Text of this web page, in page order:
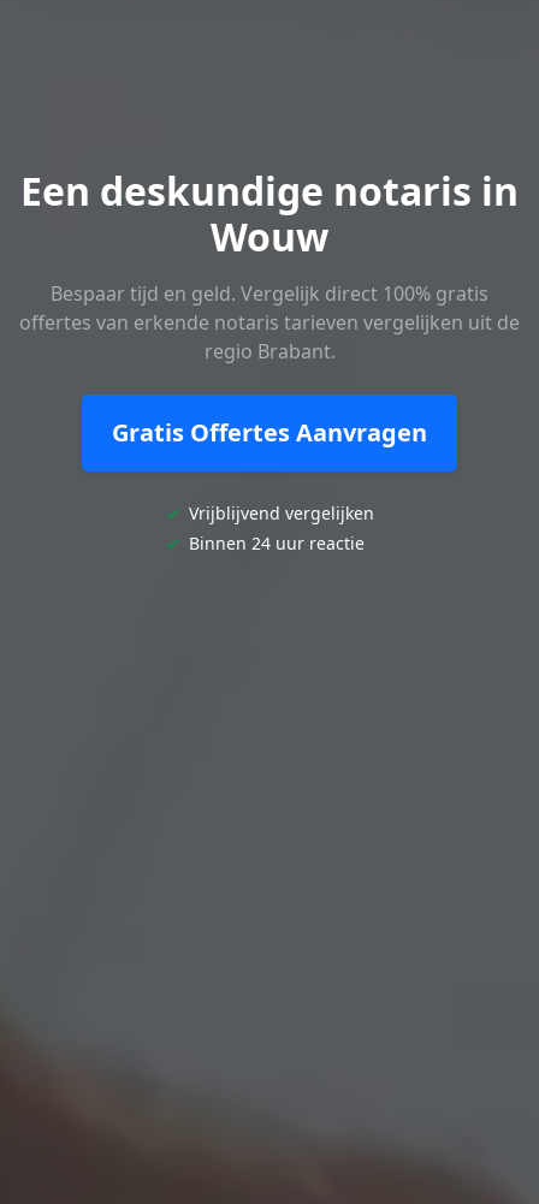
Een deskundige notaris in
Wouw
Bespaar tijd en geld. Vergelijk direct 100% gratis
offertes van erkende notaris tarieven vergelijken uit de
regio Brabant.
Gratis Offertes Aanvragen
✓ Vrijblijvend vergelijken
✓ Binnen 24 uur reactie